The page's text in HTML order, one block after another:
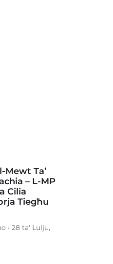
Mewt Ta’
– L-MP
Cilia
Tiegħu
• 28 ta' Lulju,